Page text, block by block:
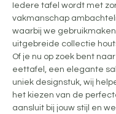
Iedere tafel wordt met
vakmanschap
waarbij we
uitgebreide collectie
Of je nu op zoek bent
eettafel, een elegante
uniek designstuk, wij
het kiezen van de
aansluit bij jouw stijl en